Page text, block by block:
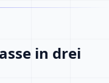
in drei